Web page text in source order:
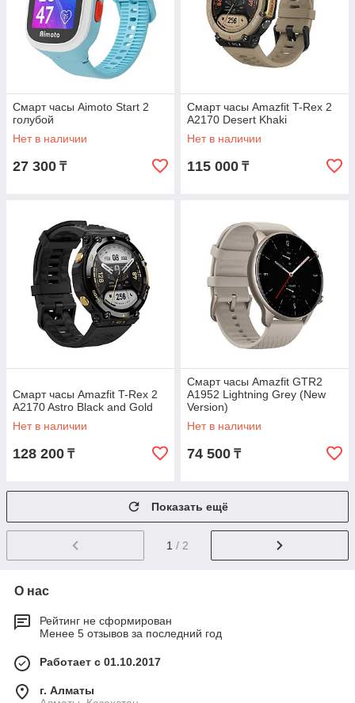
Смарт часы Aimoto Start 2
голубой
Нет в наличии
27 300 ₸
Смарт часы Amazfit T-Rex 2
A2170 Desert Khaki
Нет в наличии
115 000 ₸
Смарт часы Amazfit T-Rex 2
A2170 Astro Black and Gold
Нет в наличии
128 200 ₸
Смарт часы Amazfit GTR2
A1952 Lightning Grey (New
Version)
Нет в наличии
74 500 ₸
Показать ещё
1 / 2
О нас
Рейтинг не сформирован
Менее 5 отзывов за последний год
Работает с 01.10.2017
г. Алматы